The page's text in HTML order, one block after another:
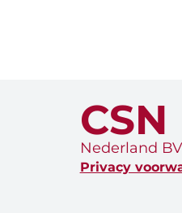
CSN
Nederland BV
Privacy